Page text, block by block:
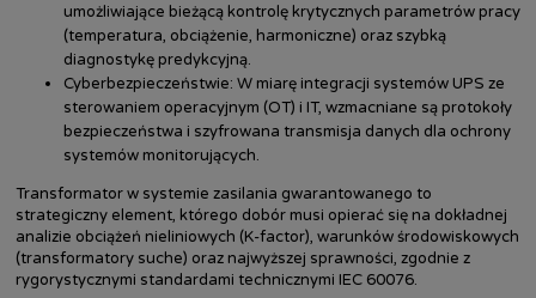
umożliwiające bieżącą kontrolę krytycznych parametrów pracy
(temperatura, obciążenie, harmoniczne) oraz szybką
diagnostykę predykcyjną.
Cyberbezpieczeństwie: W miarę integracji systemów UPS ze
sterowaniem operacyjnym (OT) i IT, wzmacniane są protokoły
bezpieczeństwa i szyfrowana transmisja danych dla ochrony
systemów monitorujących.
Transformator w systemie zasilania gwarantowanego to
strategiczny element, którego dobór musi opierać się na dokładnej
analizie obciążeń nieliniowych (K-factor), warunków środowiskowych
(transformatory suche) oraz najwyższej sprawności, zgodnie z
rygorystycznymi standardami technicznymi IEC 60076.